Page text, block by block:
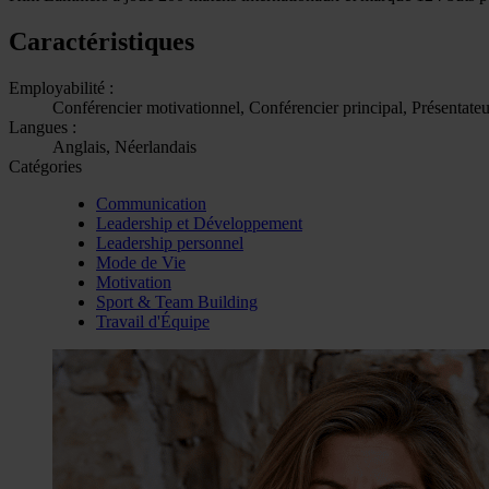
Caractéristiques
Employabilité :
Conférencier motivationnel, Conférencier principal,
Langues :
Anglais, Néerlandais
Catégories
Communication
Leadership et Développement
Leadership personnel
Mode de Vie
Motivation
Sport & Team Building
Travail d'Équipe